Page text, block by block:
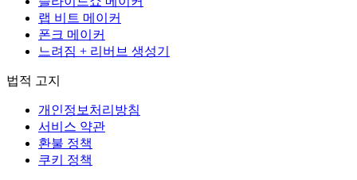
랩 비트 메이커
폰크 메이커
느려짐 + 리버브 생성기
법적 고지
개인정보처리방침
서비스 약관
환불 정책
쿠키 정책